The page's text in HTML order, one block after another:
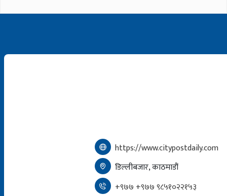
https://www.citypostdaily.com
डिल्लीबजार, काठमाडौं
+९७७ +९७७ ९८५१०२२१५३